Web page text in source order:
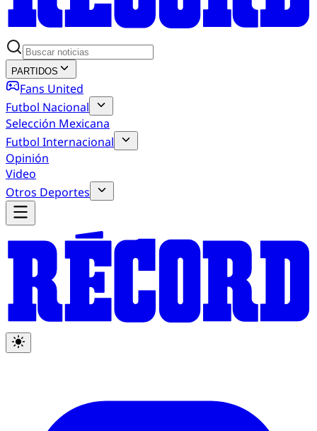
PARTIDOS
Fans United
Futbol Nacional
Selección Mexicana
Futbol Internacional
Opinión
Video
Otros Deportes